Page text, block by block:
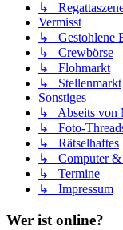
↳
Vermisst
↳ Gestohlene
↳ Crewbörse
↳ Flohmarkt
↳ Stellenmarkt
Sonstiges
↳ Abseits von
↳ Foto-
↳ Rätselhaftes
↳ Computer &
↳ Termine
↳ Impressum
Wer ist online?